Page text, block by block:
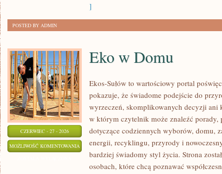
]
POSTED BY ADMIN
CZERWIEC - 27 - 2026
MOŻLIWOŚĆ KOMENTOWANIA
DOMU
Eko w Domu
Ekos-Sułów to wartościowy portal
pokazuje, że świadome podejście do
wyrzeczeń, skomplikowanych decyzji ani
w którym czytelnik może znaleźć porady,
dotyczące codziennych wyborów, domu,
energii, recyklingu, przyrody i
bardziej świadomy styl życia. Strona
osobach, które chcą poznawać